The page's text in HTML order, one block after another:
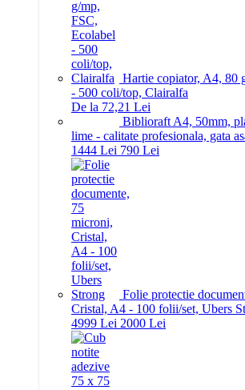
Hartie copiator, A4, 80
- 500 coli/top, Clairalfa
De la 72,21 Lei
Biblioraft A4, 50mm,
lime - calitate profesionala, gata
1444 Lei 790 Lei
Folie protectie
Cristal, A4 - 100 folii/set, Ubers
4999 Lei 2000 Lei